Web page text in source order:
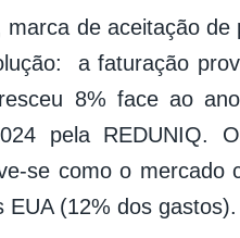
marca de aceitação de
a faturação
8% face ao
pela REDUNIQ.
se como o mercado
(12% dos gastos).